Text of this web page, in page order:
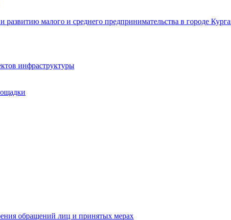
малого и среднего предпринимательства в городе
инфраструктуры
обращений лиц и принятых мерах